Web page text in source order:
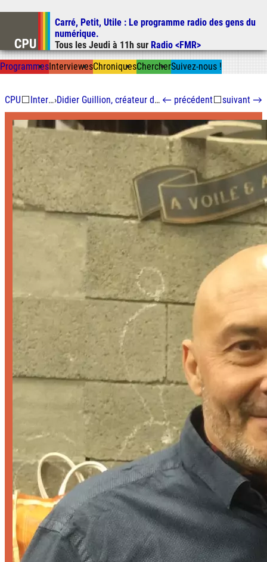
Aller au contenu
Aller à la recherche
Carré, Petit, Utile : Le programme radio des gens du
numérique.
Tous les Jeudi à 11h sur Radio <FMR>
ProgrammesInterviewesChroniquesChercherSuivez-nous !
CPU⬜ Interviewes› Didier Guillion, créateur de jeux sur Thomson MO5 ← précédent⬜suivant →